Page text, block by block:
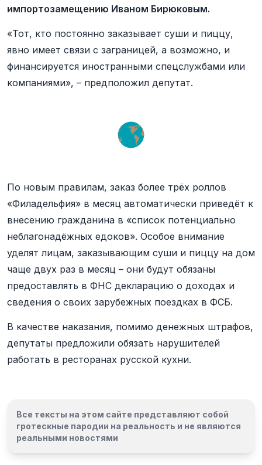
импортозамещению Иваном Бирюковым.
«Тот, кто постоянно заказывает суши и пиццу,
явно имеет связи с заграницей, а возможно, и
финансируется иностранными спецслужбами или
компаниями», – предположил депутат.
По новым правилам, заказ более трёх роллов
«Филадельфия» в месяц автоматически приведёт к
внесению гражданина в «список потенциально
неблагонадёжных едоков». Особое внимание
уделят лицам, заказывающим суши и пиццу на дом
чаще двух раз в месяц – они будут обязаны
предоставлять в ФНС декларацию о доходах и
сведения о своих зарубежных поездках в ФСБ.
В качестве наказания, помимо денежных штрафов,
депутаты предложили обязать нарушителей
работать в ресторанах русской кухни.
Все тексты на этом сайте представляют собой
гротескные пародии на реальность и не являются
реальными новостями